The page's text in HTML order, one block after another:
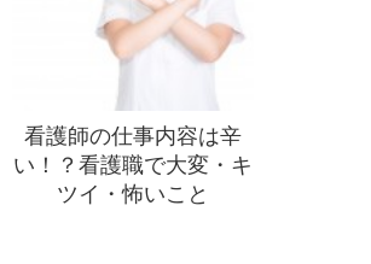
看護師の仕事内容は辛
い！？看護職で大変・キ
ツイ・怖いこと